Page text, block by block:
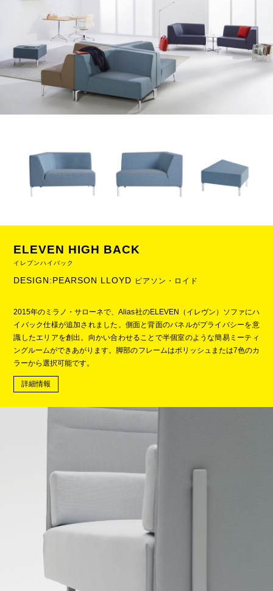
ELEVEN HIGH BACK
イレブンハイバック
DESIGN:PEARSON LLOYD ピアソン・ロイド
2015年のミラノ・サローネで、Alias社のELEVEN（イレヴン）ソファにハ
イバック仕様が追加されました。側面と背面のパネルがプライバシーを意
識したエリアを創出。向かい合わせることで半個室のような簡易ミーティ
ングルームができあがります。脚部のフレームはポリッシュまたは7色のカ
ラーから選択可能です。
詳細情報